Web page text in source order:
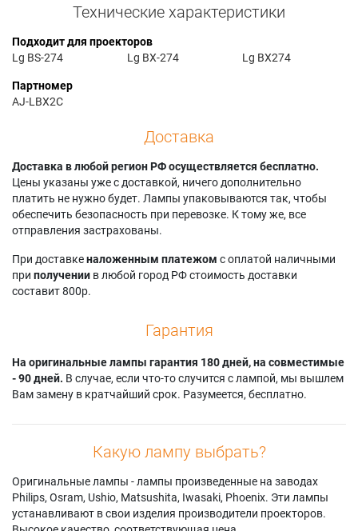
Технические характеристики
Подходит для проекторов
Lg BS-274
Lg BX-274 Lg BX274
Партномер
AJ-LBX2C
Доставка
Доставка в любой регион РФ осуществляется бесплатно.
Цены указаны уже с доставкой, ничего дополнительно
платить не нужно будет. Лампы упаковываются так, чтобы
обеспечить безопасность при перевозке. К тому же, все
отправления застрахованы.
При доставкеналоженным платежом с оплатой наличными
при получении в любой город РФ стоимость доставки
составит 800р.
Гарантия
На оригинальные лампы гарантия 180 дней, на совместимые
- 90 дней. В случае, если что-то случится с лампой, мы вышлем
Вам замену в кратчайший срок. Разумеется, бесплатно.
Какую лампу выбрать?
Оригинальные лампы - лампы произведенные на заводах
Philips, Osram, Ushio, Matsushita, Iwasaki, Phoenix. Эти лампы
устанавливают в свои изделия производители проекторов.